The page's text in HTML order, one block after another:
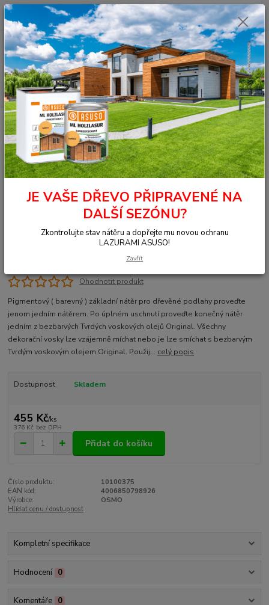
Menu
Hledat
+420 377 441 961 0ks
za 0,00 Kč
Úvod OSMO - přírodní oleje Na dřevo uvnitř
Nábytek, stěna, strop
Dekorační vosk - Intenzivní
3172 Dekorační vosk intenzivní Hedvábí 0,125 l
3172 Dekorační vosk intenzivní
Hedvábí 0,125 l
Ohodnotit produkt
Pigmentový ( barevný ) základní nátěr pro dřevěné podlahy proveďte
jenom jedním nátěrem. Po úplném uschnutí proveďte konečný nátěr
jedním z bezbarvých Tvrdých voskových olejů Original. Všechny
dekorační vosky lze vzájemně míchat nebo je lze smíchat s bezbarvým
Tvrdým voskovým olejem Original. Použij... celý popis
Dostupnost Skladem
455 Kč/ks
376 Kč bez DPH
Přidat do košíku
Číslo produktu:
10100375
EAN kód:
4006850798926
Výrobce:
OSMO
Hlídat cenu / dostupnost
Kompletní specifikace
Hodnocení 0
Komentáře 0
JE VAŠE DŘEVO PŘIPRAVENÉ NA
DALŠÍ SEZÓNU?
Zkontrolujte stav nátěru a dopřejte mu novou ochranu
LAZURAMI ASUSO!
Zavřít